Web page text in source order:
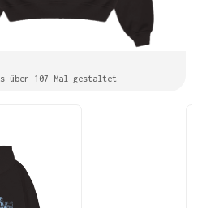
über 107 Mal gestaltet